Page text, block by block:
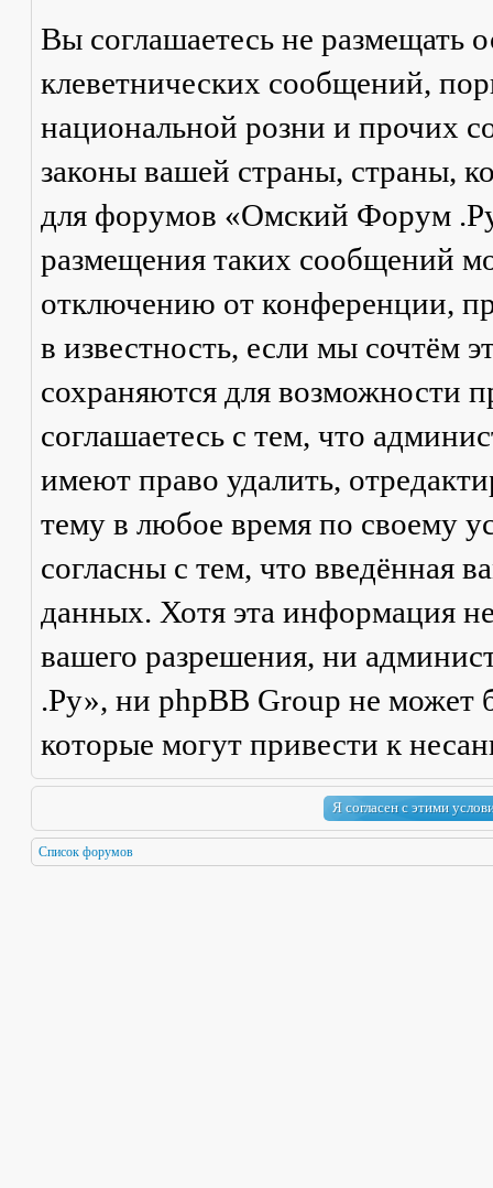
Вы соглашаетесь не размещать
клеветнических сообщений,
национальной розни и прочих
законы вашей страны, страны,
для форумов «Омский Форум
размещения таких сообщений
отключению от конференции,
в известность, если мы сочтём
сохраняются для возможности
соглашаетесь с тем, что
имеют право удалить,
тему в любое время по своему
согласны с тем, что введённая
данных. Хотя эта информация
вашего разрешения, ни
.Ру», ни phpBB Group не может
которые могут привести к
Список форумов